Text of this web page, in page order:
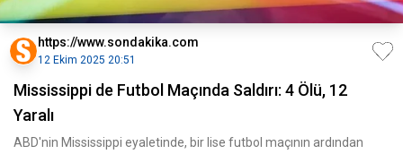
https://www.sondakika.com
12 Ekim 2025 20:51
Mississippi de Futbol Maçında Saldırı: 4 Ölü, 12
Yaralı
ABD'nin Mississippi eyaletinde, bir lise futbol maçının ardından